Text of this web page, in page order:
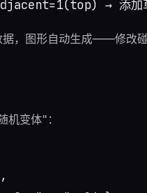
据，图形自动生成——修改
变体"：